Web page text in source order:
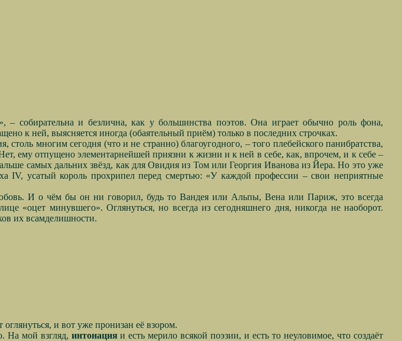
– собирательна и безлична, как у большинства поэтов. Она играет обычно роль фона,
к ней, выясняется иногда (обаятельный приём) только в последних строчках.
многим сегодня (что и не странно) благоугодного, – того плебейского панибратства,
ему отпущено элементарнейшей приязни к жизни и к ней в себе, как, впрочем, и к себе –
самых дальних звёзд, как для Овидия из Том или Георгия Иванова из Йера. Но это уже
IV, усатый король прохрипел перед смертью: «У каждой профессии – свои неприятные
И о чём бы он ни говорил, будь то Вандея или Альпы, Вена или Париж, это всегда
«оцет минувшего». Оглянуться, но всегда из сегодняшнего дня, никогда не наоборот.
их всамделишности.
и вот уже пронизан её взором.
На мой взгляд, интонацияи есть мерило всякой поэзии, и есть то неуловимое, что создаёт